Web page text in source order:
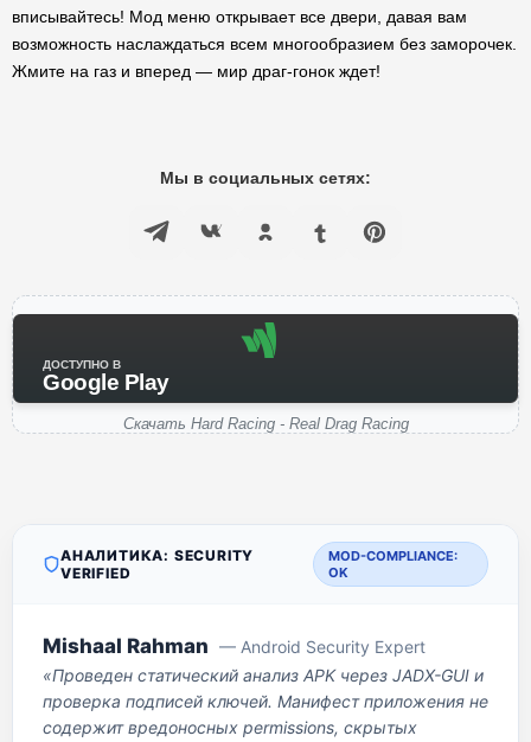
вписывайтесь! Мод меню открывает все двери, давая вам
возможность наслаждаться всем многообразием без заморочек.
Жмите на газ и вперед — мир драг-гонок ждет!
Мы в социальных сетях:
ДОСТУПНО В
Google Play
Скачать Hard Racing - Real Drag Racing
АНАЛИТИКА: SECURITY
VERIFIED
MOD-COMPLIANCE:
OK
Mishaal Rahman — Android Security Expert
«Проведен статический анализ APK через JADX-GUI и
проверка подписей ключей. Манифест приложения не
содержит вредоносных permissions, скрытых